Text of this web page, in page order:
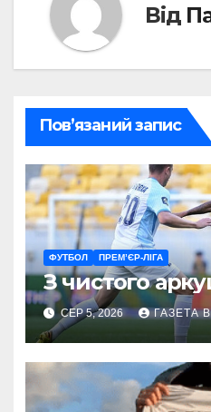
Від
Пов’язаний запис
ФУТБОЛ ПРЕМ’ЄР-ЛІГА
З чистого
СЕР 5, 2026 ГАЗЕТА